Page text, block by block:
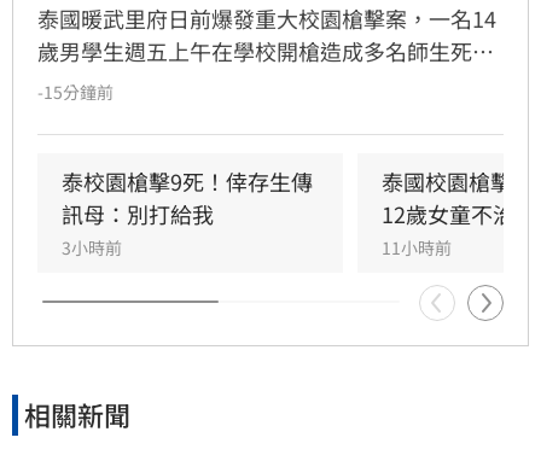
泰國暖武里府日前爆發重大校園槍擊案，一名14
歲男學生週五上午在學校開槍造成多名師生死
傷，之後舉槍自盡，且嫌犯被懷疑案發前已在家
生後，泰國總理阿努廷（Anutin Charnvirakul）
隨即承諾推動新的槍枝管制法律，未來擬限制一
般民眾攜帶槍枝，僅允許執勤中的政府官員持
-15分鐘前
泰校園槍擊9死！倖存生傳
訊母：別打給我
3小時前
泰國校園槍擊
12歲女童不治
11小時前
相關新聞